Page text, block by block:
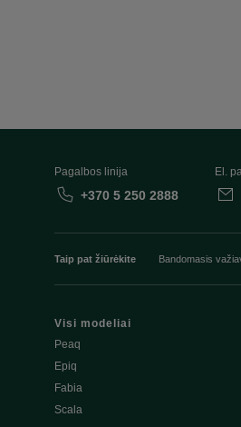
Pagalbos linija
+370 5 250 2888
El.
Taip pat žiūrėkite Bandomasis
Visi modeliai
Peaq
Epiq
Fabia
Scala